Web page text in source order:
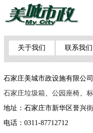
关于我们 联系我们
石家庄美城市政设施有限公司
石家庄垃圾箱、 公园座椅、
地址：石家庄市新华区誉兴
电话：0311-87712712